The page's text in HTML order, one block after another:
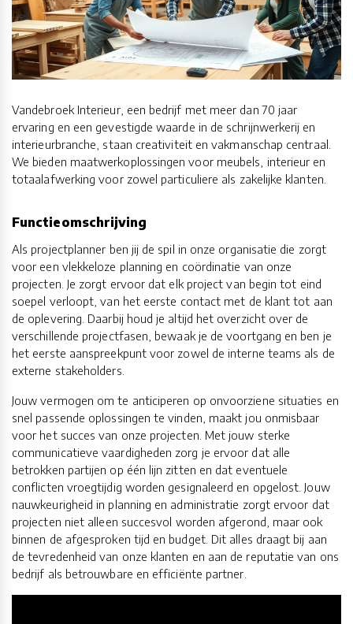
Vandebroek Interieur, een bedrijf met meer dan 70 jaar
ervaring en een gevestigde waarde in de schrijnwerkerij en
interieurbranche, staan creativiteit en vakmanschap centraal.
We bieden maatwerkoplossingen voor meubels, interieur en
totaalafwerking voor zowel particuliere als zakelijke klanten.
Functieomschrijving
Als projectplanner ben jij de spil in onze organisatie die zorgt
voor een vlekkeloze planning en coördinatie van onze
projecten. Je zorgt ervoor dat elk project van begin tot eind
soepel verloopt, van het eerste contact met de klant tot aan
de oplevering. Daarbij houd je altijd het overzicht over de
verschillende projectfasen, bewaak je de voortgang en ben je
het eerste aanspreekpunt voor zowel de interne teams als de
externe stakeholders.
Jouw vermogen om te anticiperen op onvoorziene situaties en
snel passende oplossingen te vinden, maakt jou onmisbaar
voor het succes van onze projecten. Met jouw sterke
communicatieve vaardigheden zorg je ervoor dat alle
betrokken partijen op één lijn zitten en dat eventuele
conflicten vroegtijdig worden gesignaleerd en opgelost. Jouw
nauwkeurigheid in planning en administratie zorgt ervoor dat
projecten niet alleen succesvol worden afgerond, maar ook
binnen de afgesproken tijd en budget. Dit alles draagt bij aan
de tevredenheid van onze klanten en aan de reputatie van ons
bedrijf als betrouwbare en efficiënte partner.